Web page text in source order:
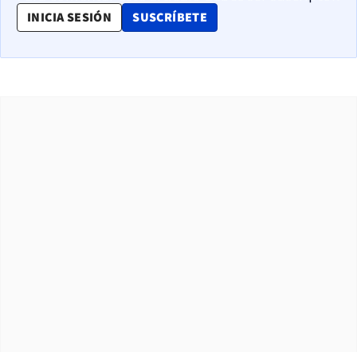
INICIA SESIÓN SUSCRÍBETE
OPENS IN NEW WINDOW